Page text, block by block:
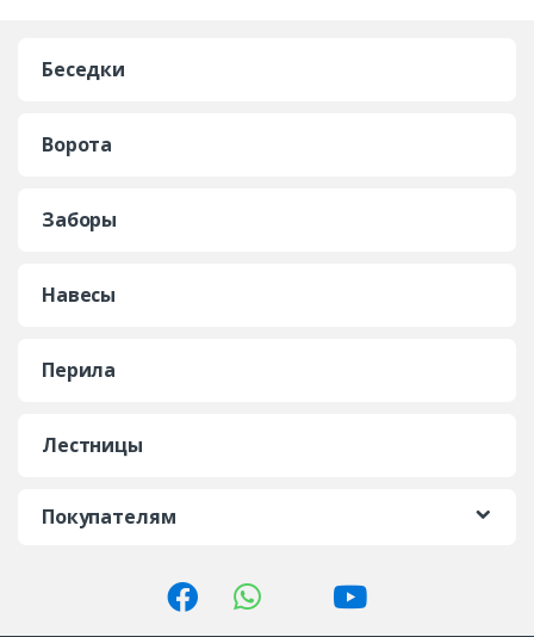
Беседки
Ворота
Заборы
Навесы
Перила
Лестницы
Покупателям